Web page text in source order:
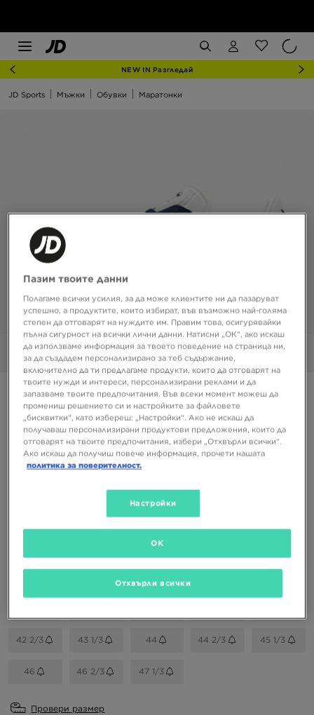
NEW IN Разгледай
JD Sports Мъжки Обувки Маратонки
Снимки 360° Видео
Супер оферта
ADIDAS GAZELLE
79,25 €
155,00 ЛВ.
EU US
42 2/3 43 1/3 44 44 2/3 45 1/3
46 46 2/3 47 1/3
Провери размер
Пазим твоите данни
Полагаме всички усилия, за да може клиентите ни да пазаруват
успешно, а продуктите, които избират, във възможно най-голяма
степен да отговарят на нуждите им. Правим това, осигурявайки
пълна сигурност на всички лични данни. Натисни „ОК“, ако искаш
да използваме информация за твоето поведение на страница ни,
за да създадем персонализирано за теб съдържание,
включително да ти предлагаме продукти, които да отговарят на
твоите нужди и интереси, персонализирани реклами и да
запазваме твоите предпочитания. Във всеки момент можеш да
промениш решението си и настройките за файловете
„бисквитки“, като избереш: „Настройки“. Ако не искаш да
получаваш персонализирани продуктови предложения, които да
отговарят на твоите предпочитания, избери „Отхвърли всички“.
Ако искаш да получиш повече информация, прочети нашата
политика за поверителност.
Настройки
Отхвърли всички
OK